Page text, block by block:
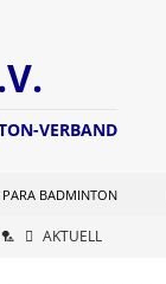
VERBAND
PARA BADMINTON
AKTUELL